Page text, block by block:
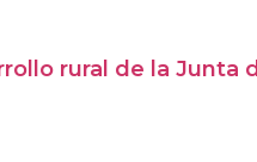
rural de la Junta